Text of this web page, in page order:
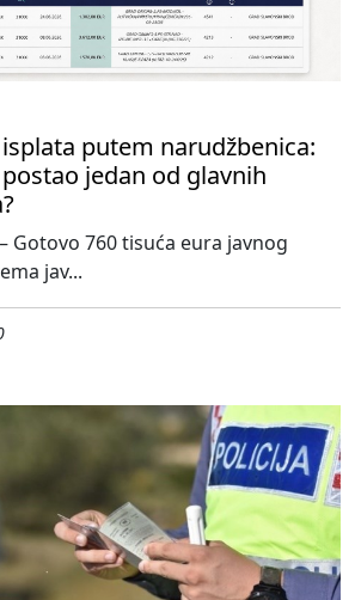
isplata putem narudžbenica:
jedan od glavnih
– Gotovo 760 tisuća eura javnog
jav...